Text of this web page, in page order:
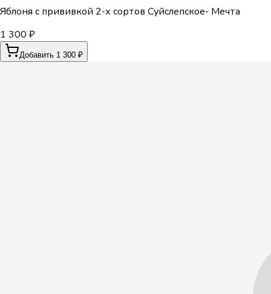
Яблоня с прививкой 2-х сортов Суйслепское- Мечта
1 300 ₽
Добавить 1 300 ₽